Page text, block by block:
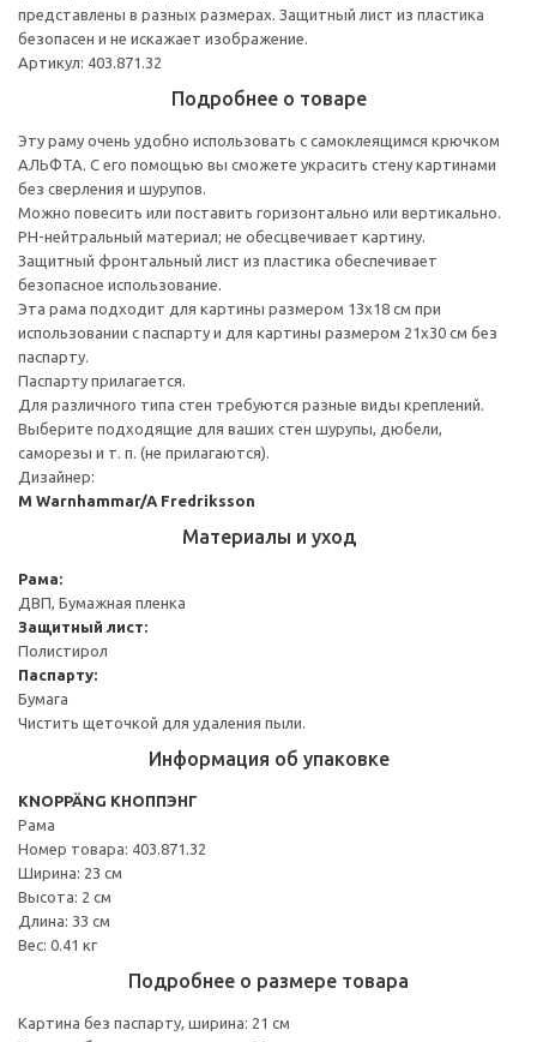
представлены в разных размерах. Защитный лист из пластика
безопасен и не искажает изображение.
Артикул: 403.871.32
Подробнее о товаре
Эту раму очень удобно использовать с самоклеящимся крючком
АЛЬФТА. С его помощью вы сможете украсить стену картинами
без сверления и шурупов.
Можно повесить или поставить горизонтально или вертикально.
PH-нейтральный материал; не обесцвечивает картину.
Защитный фронтальный лист из пластика обеспечивает
безопасное использование.
Эта рама подходит для картины размером 13х18 см при
использовании с паспарту и для картины размером 21х30 см без
паспарту.
Паспарту прилагается.
Для различного типа стен требуются разные виды креплений.
Выберите подходящие для ваших стен шурупы, дюбели,
саморезы и т. п. (не прилагаются).
Дизайнер:
M Warnhammar/A Fredriksson
Материалы и уход
Рама:
ДВП, Бумажная пленка
Защитный лист:
Полистирол
Паспарту:
Бумага
Чистить щеточкой для удаления пыли.
Информация об упаковке
KNOPPÄNG КНОППЭНГ
Рама
Номер товара: 403.871.32
Ширина: 23 см
Высота: 2 см
Длина: 33 см
Вес: 0.41 кг
Подробнее о размере товара
Картина без паспарту, ширина: 21 см